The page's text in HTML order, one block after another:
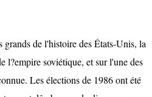
de l'histoire des États-Unis, la
l?empire soviétique, et sur l'une des
Les élections de 1986 ont été